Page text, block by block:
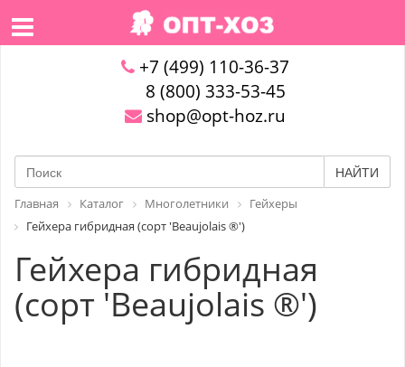
+7 (499) 110-36-37
8 (800) 333-53-45
shop@opt-hoz.ru
НАЙТИ
Главная Каталог Многолетники
Гейхеры
Гейхера гибридная (сорт 'Beaujolais ®')
Гейхера гибридная
(сорт 'Beaujolais ®')